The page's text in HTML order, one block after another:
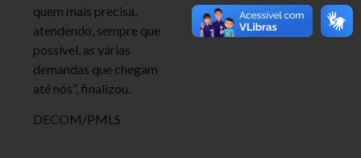
quem mais precisa,
atendendo, sempre que
possível, as várias
demandas que chegam
até nós”, finalizou.
DECOM/PMLS